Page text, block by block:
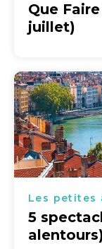
Que
juillet)
Les petites
5